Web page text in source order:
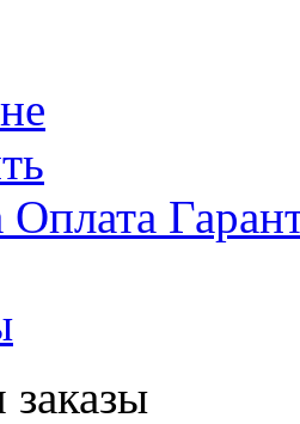
Оплата